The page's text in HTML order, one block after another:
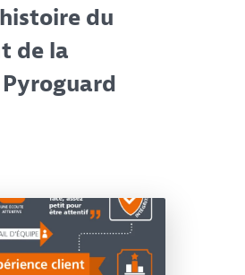
du
de la